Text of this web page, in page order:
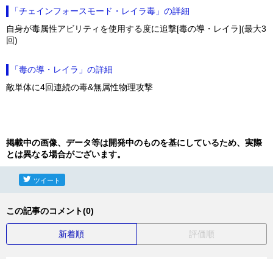
「チェインフォースモード・レイラ毒」の詳細
自身が毒属性アビリティを使用する度に追撃[毒の導・レイラ](最大3
回)
「毒の導・レイラ」の詳細
敵単体に4回連続の毒&無属性物理攻撃
掲載中の画像、データ等は開発中のものを基にしているため、実際
とは異なる場合がございます。
ツイート
この記事のコメント(0)
新着順 評価順